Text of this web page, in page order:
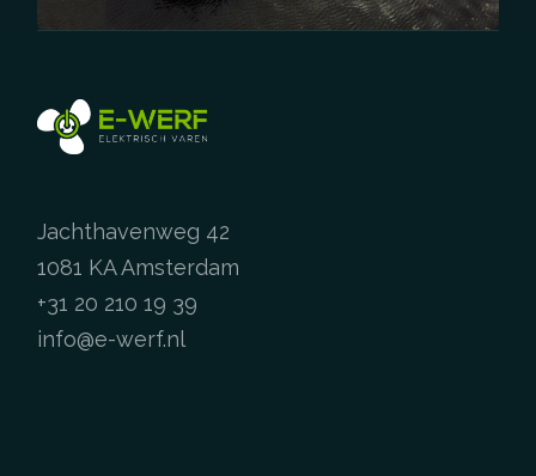
Jachthavenweg 42
1081 KA Amsterdam
+31 20 210 19 39
info@e-werf.nl